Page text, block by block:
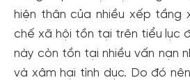
hiện thân của nhiều xếp tầng
chế xã hội tồn tại trên tiểu lục
này còn tồn tại nhiều vấn nạn
và xâm hại tình dục. Do đó